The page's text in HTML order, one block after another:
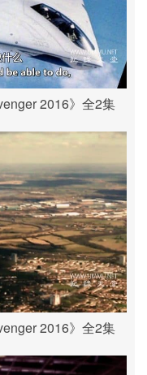
2016》全2集
2016》全2集